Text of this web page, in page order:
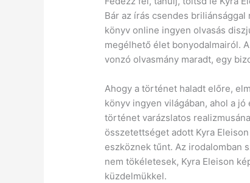
Bár az írás csendes
könyv online ingyen olvasás
megélhető élet bonyodalmairól.
vonzó olvasmány maradt, egy
Ahogy a történet haladt előre,
könyv ingyen világában, ahol a
történet varázslatos
összetettséget adott Kyra
eszköznek tűnt. Az irodalomban
nem tökéletesek, Kyra Eleison
küzdelmükkel.